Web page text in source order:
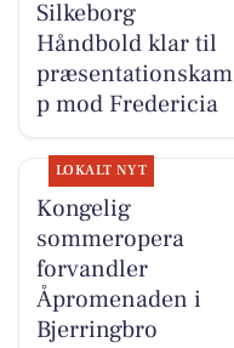
Silkeborg
Håndbold klar til
præsentationskam
p mod Fredericia
LOKALT NYT
Kongelig
sommeropera
forvandler
Åpromenaden i
Bjerringbro